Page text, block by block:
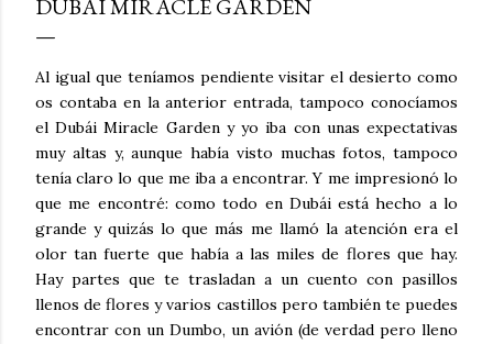
DUBAI MIRACLE GARDEN
Al igual que teníamos pendiente visitar el desierto como
os contaba en la anterior entrada, tampoco conocíamos
el Dubái Miracle Garden y yo iba con unas expectativas
muy altas y, aunque había visto muchas fotos, tampoco
tenía claro lo que me iba a encontrar. Y me impresionó lo
que me encontré: como todo en Dubái está hecho a lo
grande y quizás lo que más me llamó la atención era el
olor tan fuerte que había a las miles de flores que hay.
Hay partes que te trasladan a un cuento con pasillos
llenos de flores y varios castillos pero también te puedes
encontrar con un Dumbo, un avión (de verdad pero lleno